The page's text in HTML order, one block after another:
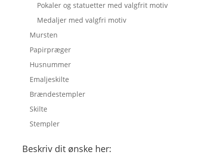
Pokaler og statuetter med valgfrit motiv
Medaljer med valgfri motiv
Mursten
Papirpræger
Husnummer
Emaljeskilte
Brændestempler
Skilte
Stempler
Beskriv dit ønske her: